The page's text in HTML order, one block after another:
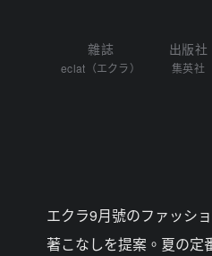
雜誌
eclat（エクラ）
出版社
集英社
エクラ9月號のファッシ
著こなしを提案。夏の定